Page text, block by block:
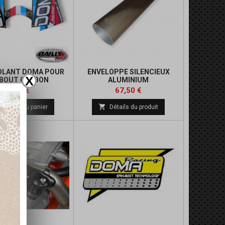
X
DOMA POUR
CARBON
Prix
4,25 €Prix
base
Ajouter au panier
ENVELOPPE SILENCIEUX
ALUMINIUM
Prix
67,50 €
base
 Détails du produit